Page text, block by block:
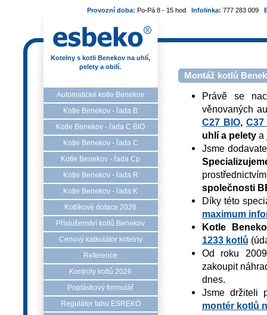
Provozní doba: Po-Pá 8 - 15 hod Infolinka: 777 283 009
Kotelny s kotli Benekov na uhlí,
pelety a obilí.
Automatické kotle Benekov
Kotle Benekov - řada B
Kotle Benekov - řada C BIO
Kotle Benekov - řada C
Kotle Benekov - řada Cp
Kotle Benekov - řada R
Kotle Benekov - řada K
Kotlíkové dotace 2026
Příslušenství kotlů Benekov
Cenový kalkulátor kotelny
Reference
Kontroly kotlů 2026
Poptávkový formulář
Regulátor tahu ESREKO
Montáž kotlů
Právě se
věnovaných
C27 BIO, C37
uhlí a peletya
Jsme
společnosti
Díky této
maximum
Kotle
1233 kotlů
Od roku
zakoupit
dnes.
Jsme držiteli
montér kotlů